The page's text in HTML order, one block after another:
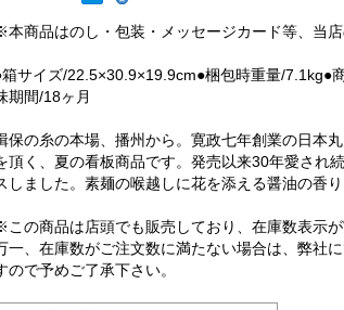
商品はのし・包装・メッセージカード等、当
サイズ/22.5×30.9×19.9cm●梱包時重量/7.1kg●
期間/18ヶ月
保の糸の本場、播州から。寛政七年創業の日本
頂く、夏の看板商品です。発売以来30年愛され
しました。素麺の喉越しに花を添える醤油の香
の商品は店頭でも販売しており、在庫数表示
一、在庫数がご注文数に満たない場合は、弊社
ので予めご了承下さい。